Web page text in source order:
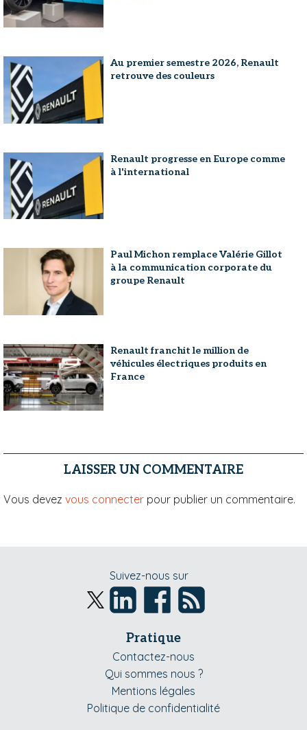
Au premier semestre 2026, Renault
retrouve des couleurs
Renault progresse en Europe comme
à l'international
Paul Michon remplace Valérie Gillot
à la communication corporate du
groupe Renault
Renault franchit le million de
véhicules électriques produits en
France
LAISSER UN COMMENTAIRE
Vous devez vous connecter pour publier un commentaire.
Suivez-nous sur
Pratique
Contactez-nous
Qui sommes nous ?
Mentions légales
Politique de confidentialité